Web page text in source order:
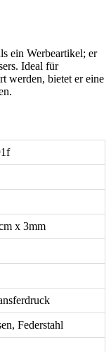
ein Werbeartikel; er
Ideal für
werden, bietet er eine
x 3mm
Federstahl